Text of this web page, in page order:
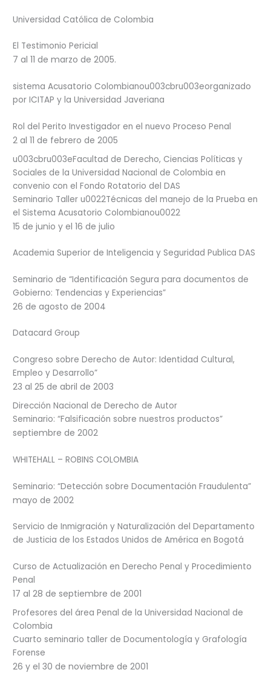
Universidad Católica de Colombia
El Testimonio Pericial
7 al 11 de marzo de 2005.
sistema Acusatorio Colombianou003cbru003eorganizado
por ICITAP y la Universidad Javeriana
Rol del Perito Investigador en el nuevo Proceso Penal
2 al 11 de febrero de 2005
u003cbru003eFacultad de Derecho, Ciencias Políticas y
Sociales de la Universidad Nacional de Colombia en
convenio con el Fondo Rotatorio del DAS
Seminario Taller u0022Técnicas del manejo de la Prueba en
el Sistema Acusatorio Colombianou0022
15 de junio y el 16 de julio
Academia Superior de Inteligencia y Seguridad Publica DAS
Seminario de “Identificación Segura para documentos de
Gobierno: Tendencias y Experiencias”
26 de agosto de 2004
Datacard Group
Congreso sobre Derecho de Autor: Identidad Cultural,
Empleo y Desarrollo”
23 al 25 de abril de 2003
Dirección Nacional de Derecho de Autor
Seminario: “Falsificación sobre nuestros productos”
septiembre de 2002
WHITEHALL – ROBINS COLOMBIA
Seminario: “Detección sobre Documentación Fraudulenta”
mayo de 2002
Servicio de Inmigración y Naturalización del Departamento
de Justicia de los Estados Unidos de América en Bogotá
Curso de Actualización en Derecho Penal y Procedimiento
Penal
17 al 28 de septiembre de 2001
Profesores del área Penal de la Universidad Nacional de
Colombia
Cuarto seminario taller de Documentología y Grafología
Forense
26 y el 30 de noviembre de 2001